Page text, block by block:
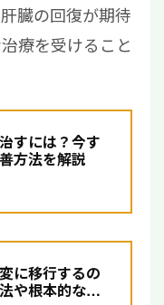
臓の回復が期待
療を受けること
すには？今す
方法を解説
に移行するの
や根本的な治